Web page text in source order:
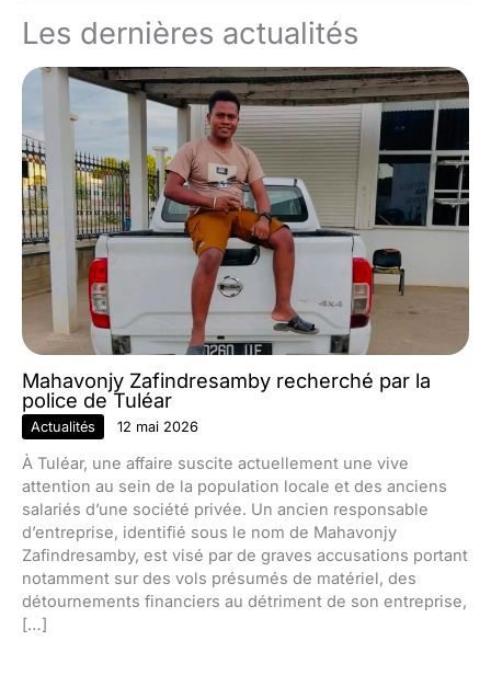
Les dernières actualités
Mahavonjy Zafindresamby recherché par la
police de Tuléar
Actualités 12 mai 2026
À Tuléar, une affaire suscite actuellement une vive
attention au sein de la population locale et des anciens
salariés d’une société privée. Un ancien responsable
d’entreprise, identifié sous le nom de Mahavonjy
Zafindresamby, est visé par de graves accusations portant
notamment sur des vols présumés de matériel, des
détournements financiers au détriment de son entreprise,
[…]